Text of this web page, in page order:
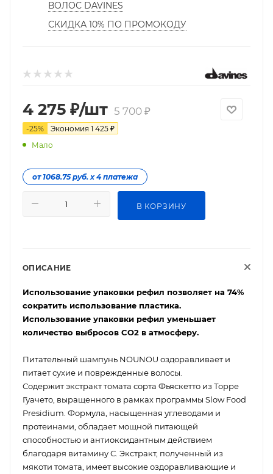
ВОЛОС DAVINES
СКИДКА 10% ПО ПРОМОКОДУ
4 275 ₽/шт 5 700₽
-25% Экономия 1 425 ₽
Мало
от 1068.75 руб. х 4 платежа
В КОРЗИНУ
ОПИСАНИЕ
Использование упаковки рефил позволяет на 74%
сократить использование пластика.
Использование упаковки рефил уменьшает
количество выбросов CO2 в атмосферу.
Питательный шампунь NOUNOU оздоравливает и
питает сухие и поврежденные волосы.
Содержит экстракт томата сорта Фьяскетто из Торре
Гуачето, выращенного в рамках программы Slow Food
Presidium. Формула, насыщенная углеводами и
протеинами, обладает мощной питающей
способностью и антиоксидантным действием
благодаря витамину С. Экстракт, полученный из
мякоти томата, имеет высокие оздоравливающие и